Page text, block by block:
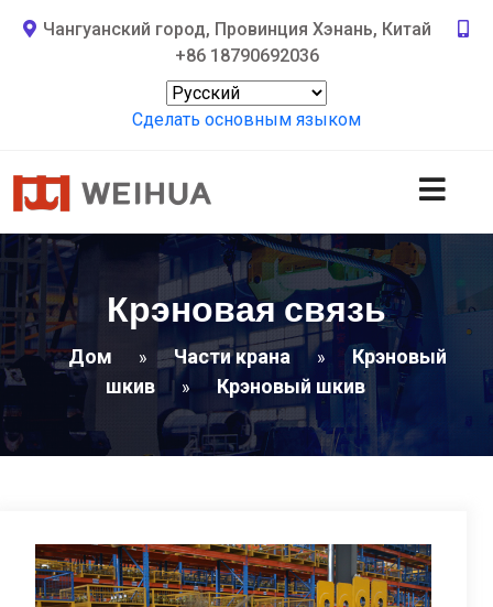
Чангуанский город, Провинция Хэнань, Китай
+86 18790692036
Сделать основным языком
Крэновая связь
Дом » Части крана »
Крэновый
шкив
» Крэновый шкив